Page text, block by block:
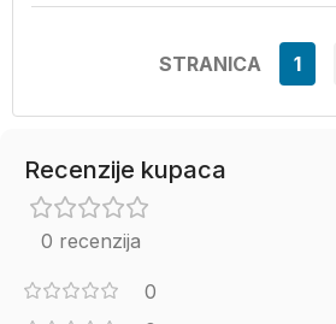
STRANICA 1
Recenzije kupaca
0 recenzija
0